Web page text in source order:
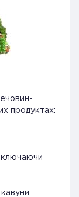
продуктах: